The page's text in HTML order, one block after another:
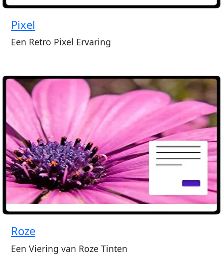
Pixel
Een Retro Pixel Ervaring
Roze
Een Viering van Roze Tinten